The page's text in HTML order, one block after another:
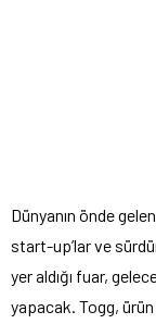
Dünyanın önde
start-up’lar ve
yer aldığı fuar,
yapacak. Togg, ürün